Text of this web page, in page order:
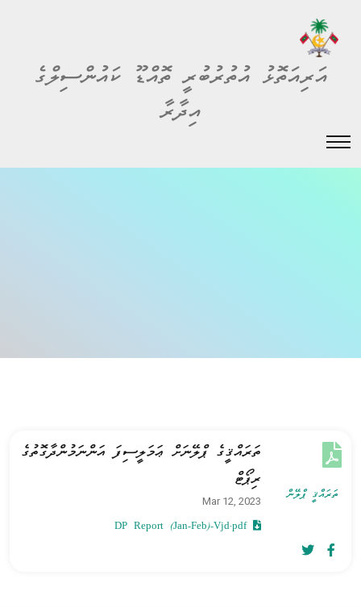
އަރިއަތޮޅު އުތުރުބުރީ ތޮއްޑޫ ކައުންސިލްގެ
އިދާރާ
ތަރައްޤީ ޕްލޭން
ތަރައްޤީގެ ޕްލޭނަށް ޢަމަލީސިފަ އަންނަމުންދާގޮތުގެ
ރިޕޯޓް
Mar 12, 2023
DP Report (Jan-Feb)-Vjd.pdf